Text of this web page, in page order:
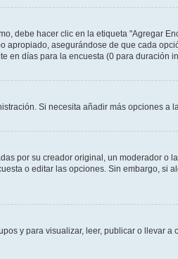
debe hacer clic en la etiqueta "Agregar
apropiado, asegurándose de que cada
en días para la encuesta (0 para duración
Si necesita añadir más opciones a
por su creador original, un moderador
o editar las opciones. Sin embargo,
y para visualizar, leer, publicar o llevar